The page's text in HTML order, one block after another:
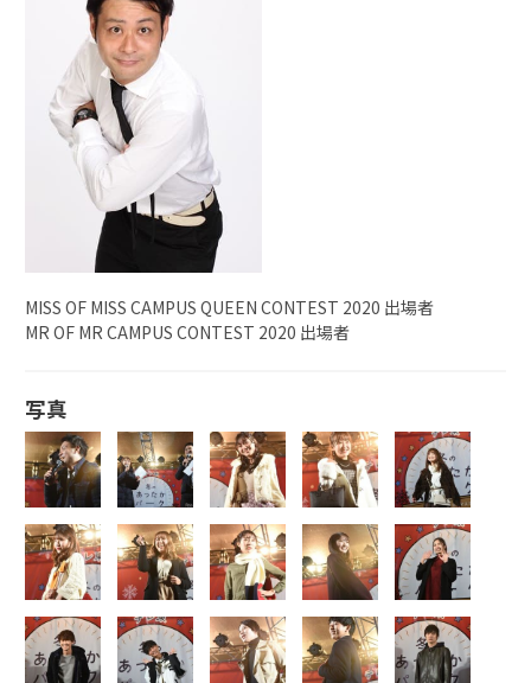
MISS OF MISS CAMPUS QUEEN CONTEST 2020 出場者
MR OF MR CAMPUS CONTEST 2020 出場者
写真